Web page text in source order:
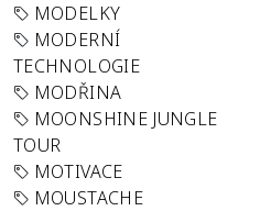
MODELKY
MODERNÍ
TECHNOLOGIE
MODŘINA
MOONSHINE JUNGLE
TOUR
MOTIVACE
MOUSTACHE